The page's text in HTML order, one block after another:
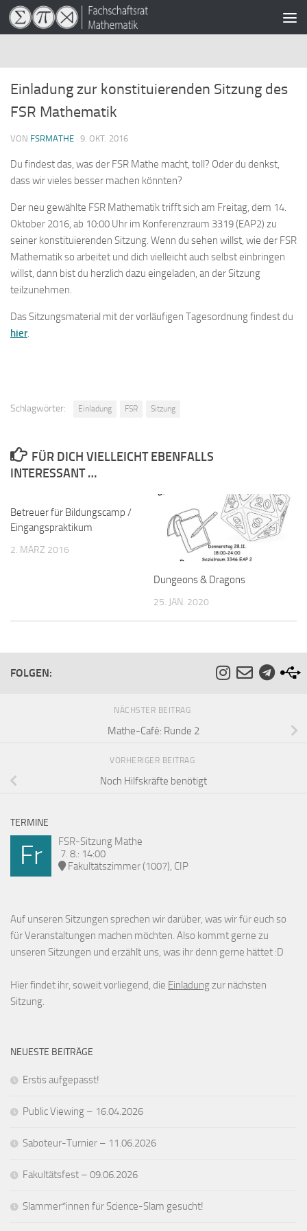
Zum Inhalt springen
Einladung zur konstituierenden Sitzung des
FSR Mathematik
VON FSRMATHE · 9. OKT. 2016
Du findest das, was der FSR Mathe macht, toll? Oder du denkst,
dass wir vieles besser machen könnten?
Der neu gewählte FSR Mathematik trifft sich am Freitag, dem 14.
Oktober 2016, ab 10:00 Uhr im Konferenzraum 3319 (EAP2) zu
seiner konstituierenden Sitzung. Wenn du sehen willst, wie der FSR
Mathematik so arbeitet und dich vielleicht auch selbst einbringen
willst, dann bist du herzlich dazu eingeladen, an der Sitzung
teilzunehmen.
Das Sitzungsmaterial mit der vorläufigen Tagesordnung findest du
hier.
Schlagwörter: Einladung FSR Sitzung
FÜR DICH VIELLEICHT EBENFALLS
INTERESSANT …
Betreuer für Bildungscamp /
Eingangspraktikum
2. MÄRZ 2016
Dungeons & Dragons
25. JAN. 2020
FOLGEN:
NÄCHSTER BEITRAG
Mathe-Café: Runde 2
VORHERIGER BEITRAG
Noch Hilfskräfte benötigt
TERMINE
Fr
FSR-Sitzung Mathe
7. 8.: 14:00
Fakultätszimmer (1007), CIP
Auf unseren Sitzungen sprechen wir darüber, was wir für euch so
für Veranstaltungen machen möchten. Also kommt gerne zu
unseren Sitzungen und erzählt uns, was ihr denn gerne hättet :D
Hier findet ihr, soweit vorliegend, die Einladungzur nächsten
Sitzung.
NEUESTE BEITRÄGE
Erstis aufgepasst!
Public Viewing – 16.04.2026
Saboteur-Turnier – 11.06.2026
Fakultätsfest – 09.06.2026
Slammer*innen für Science-Slam gesucht!